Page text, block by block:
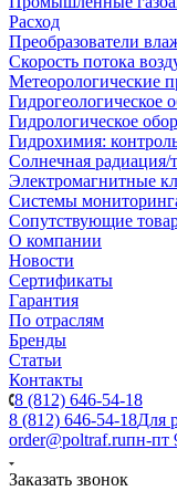
Расход
Преобразователи
Скорость потока
Метеорологические
Гидрогеологическое
Гидрологическое
Гидрохимия:
Солнечная радиация/
Электромагнитные
Системы
Сопутствующие
О компании
Новости
Сертификаты
Гарантия
По отраслям
Бренды
Статьи
Контакты
8 (812) 646-54-18
8 (812) 646-54-18Для
order@poltraf.ruпн-пт
Заказать звонок